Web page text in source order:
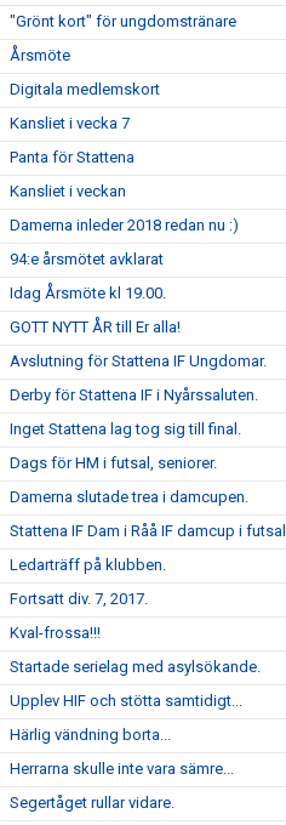
"Grönt kort" för ungdomstränare
Årsmöte
Digitala medlemskort
Kansliet i vecka 7
Panta för Stattena
Kansliet i veckan
Damerna inleder 2018 redan nu :)
94:e årsmötet avklarat
Idag Årsmöte kl 19.00.
GOTT NYTT ÅR till Er alla!
Avslutning för Stattena IF Ungdomar.
Derby för Stattena IF i Nyårssaluten.
Inget Stattena lag tog sig till final.
Dags för HM i futsal, seniorer.
Damerna slutade trea i damcupen.
Stattena IF Dam i Råå IF damcup i futsal.
Ledarträff på klubben.
Fortsatt div. 7, 2017.
Kval-frossa!!!
Startade serielag med asylsökande.
Upplev HIF och stötta samtidigt...
Härlig vändning borta...
Herrarna skulle inte vara sämre...
Segertåget rullar vidare.